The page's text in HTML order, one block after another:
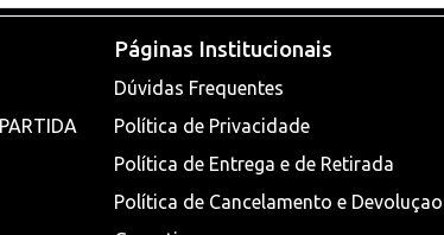
Páginas Institucionais
Dúvidas Frequentes
Política de Privacidade
Política de Entrega e de Retirada
Política de Cancelamento e Devoluçao